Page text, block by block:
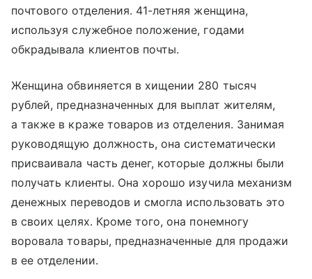
почтового отделения. 41-летняя женщина,
используя служебное положение, годами
обкрадывала клиентов почты.
Женщина обвиняется в хищении 280 тысяч
рублей, предназначенных для выплат жителям,
а также в краже товаров из отделения. Занимая
руководящую должность, она систематически
присваивала часть денег, которые должны были
получать клиенты. Она хорошо изучила механизм
денежных переводов и смогла использовать это
в своих целях. Кроме того, она понемногу
воровала товары, предназначенные для продажи
в ее отделении.